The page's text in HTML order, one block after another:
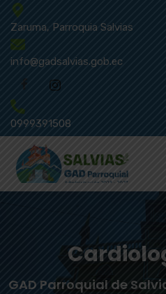
Zaruma, Parroquia Salvias
info@gadsalvias.gob.ec
0999391508
GAD Parroquial de